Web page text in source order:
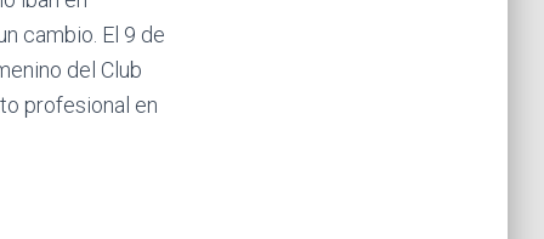
cambio. El 9 de
del Club
profesional en